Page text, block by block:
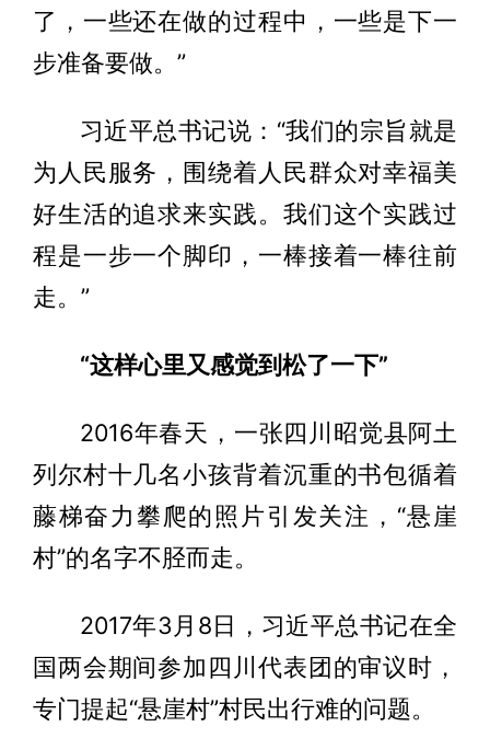
了，一些还在做的过程中，一些是下一
步准备要做。”
习近平总书记说：“我们的宗旨就是
为人民服务，围绕着人民群众对幸福美
好生活的追求来实践。我们这个实践过
程是一步一个脚印，一棒接着一棒往前
走。”
“这样心里又感觉到松了一下”
2016年春天，一张四川昭觉县阿土
列尔村十几名小孩背着沉重的书包循着
藤梯奋力攀爬的照片引发关注，“悬崖
村”的名字不胫而走。
2017年3月8日，习近平总书记在全
国两会期间参加四川代表团的审议时，
专门提起“悬崖村”村民出行难的问题。